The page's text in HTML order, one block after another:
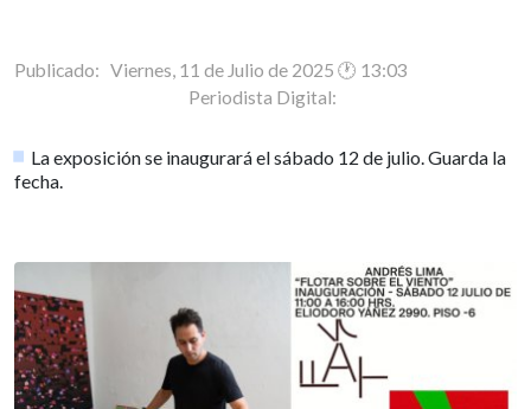
Publicado: Viernes, 11 de Julio de 2025 🕐 13:03
Periodista Digital:
La exposición se inaugurará el sábado 12 de julio. Guarda la
fecha.